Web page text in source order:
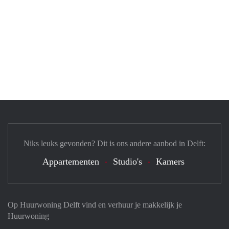
Op Huurwoning Delft vind en verhuur je makkelijk je
Huurwoning
Niks leuks gevonden? Dit is ons andere aanbod in Delft:
Appartementen Studio's Kamers